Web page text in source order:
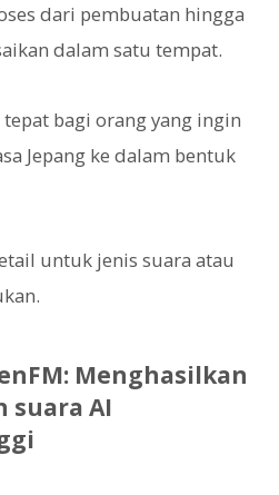
dari pembuatan hingga
dalam satu tempat.
bagi orang yang ingin
Jepang ke dalam bentuk
untuk jenis suara atau
Menghasilkan
suara AI